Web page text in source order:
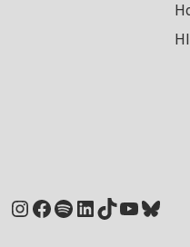
Instagram
Facebook
Spotify
LinkedIn
TikTok